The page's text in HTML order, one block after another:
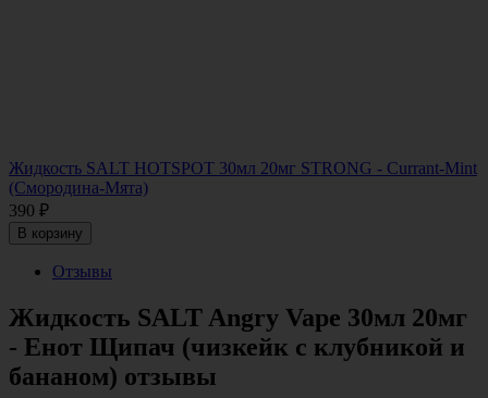
Жидкость SALT HOTSPOT 30мл 20мг STRONG - Currant-Mint
(Смородина-Мята)
390 ₽
В корзину
Отзывы
Жидкость SALT Angry Vape 30мл 20мг
- Енот Щипач (чизкейк с клубникой и
бананом) отзывы